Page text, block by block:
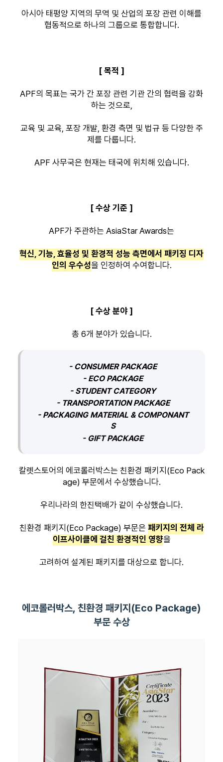
아시아 태평양 지역의 무역 및 산업의 포장 관련 이해를
협동적으로 하나의 그룹으로 통합합니다.
[ 목적 ]
APF의 목표는 국가 간 포장 관련 기관 간의 협력을 강화
하는 것으로,
교육 및 교육, 포장 개발, 환경 측면 및 법규 등 다양한 주
제를 다룹니다.
APF 사무국은 현재는 태국에 위치해 있습니다.
[ 수상 기준 ]
APF가 주관하는 AsiaStar Awards는
혁신, 기능, 효율성 및 환경적 성능 측면에서 패키징 디자
인의 우수성을 인정하여 수여합니다.
[ 수상 분야 ]
총 6개 분야가 있습니다.
- CONSUMER PACKAGE
- ECO PACKAGE
- STUDENT CATEGORY
- TRANSPORTATION PACKAGE
- PACKAGING MATERIAL & COMPONANT
S
- GIFT PACKAGE
칼렛스토어의 에코롤러박스는 친환경 패키지(Eco Pack
age) 부문에서 수상했습니다.
우리나라의 한진택배가 같이 수상했습니다.
친환경 패키지(Eco Package) 부문은 패키지의 전체 라
이프사이클에 걸친 환경적인 영향을
고려하여 설계된 패키지를 대상으로 합니다.
에코롤러박스, 친환경 패키지(Eco Package)
부문 수상